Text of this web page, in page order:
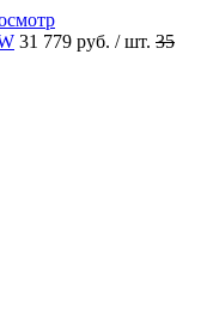
31 779 руб. / шт. 35